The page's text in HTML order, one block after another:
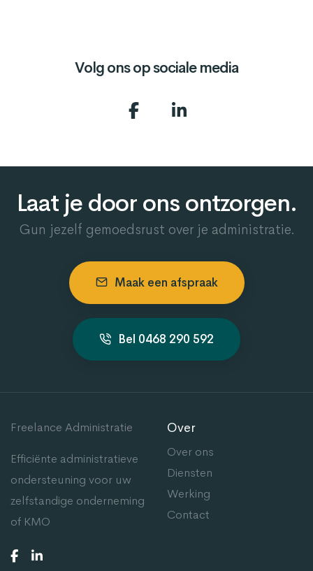
Volg ons op sociale media
Laat je door ons ontzorgen.
Gun jezelf gemoedsrust over je administratie.
Maak een afspraak
Bel 0468 290 592
Freelance Administratie
Efficiënte administratieve
ondersteuning voor uw
zelfstandige onderneming
of KMO
Over
Over ons
Diensten
Werking
Contact